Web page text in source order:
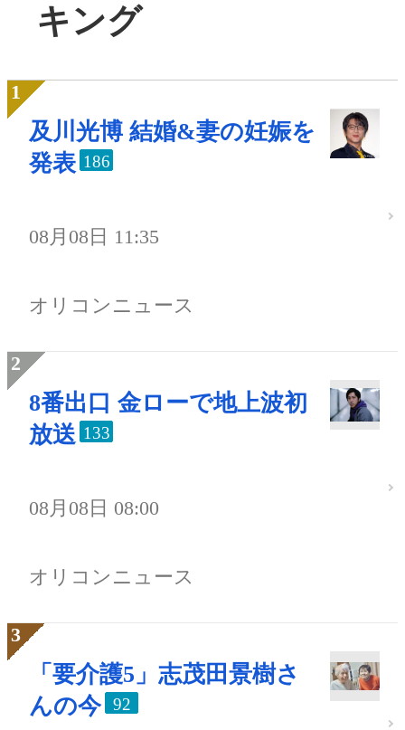
キング
及川光博 結婚&妻の妊娠を
発表 186
08月08日 11:35
オリコンニュース
8番出口 金ローで地上波初
放送 133
08月08日 08:00
オリコンニュース
「要介護5」志茂田景樹さ
んの今
92